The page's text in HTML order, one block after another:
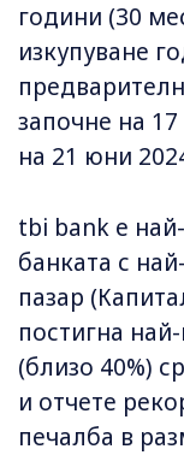
години (30
изкупуване
започне на
на 21 юни
tbi bank е
банката с
пазар
постигна
(близо 40%)
и отчете
печалба в